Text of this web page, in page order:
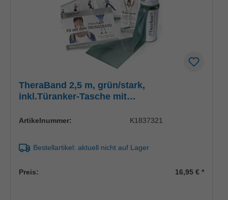
TheraBand 2,5 m, grün/stark,
inkl.Türanker-Tasche mit
Artikelnummer: K1837321
Bestellartikel: aktuell nicht auf Lager
Preis: 16,95 €*